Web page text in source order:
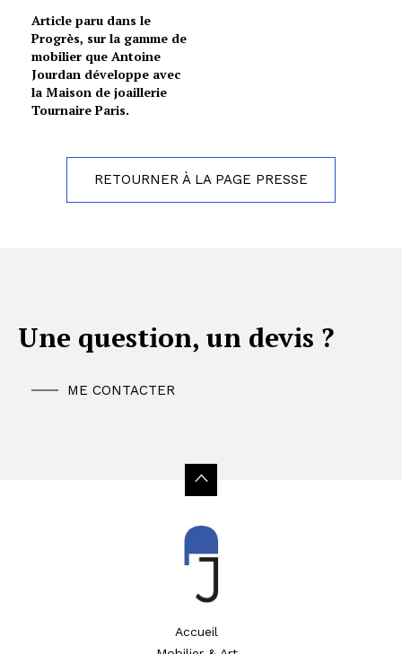
Article paru dans le
Progrès, sur la gamme de
mobilier que Antoine
Jourdan développe avec
la Maison de joaillerie
Tournaire Paris.
RETOURNER À LA PAGE PRESSE
Une question, un devis ?
ME CONTACTER
Accueil